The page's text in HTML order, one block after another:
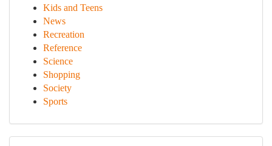
Kids and Teens
News
Recreation
Reference
Science
Shopping
Society
Sports